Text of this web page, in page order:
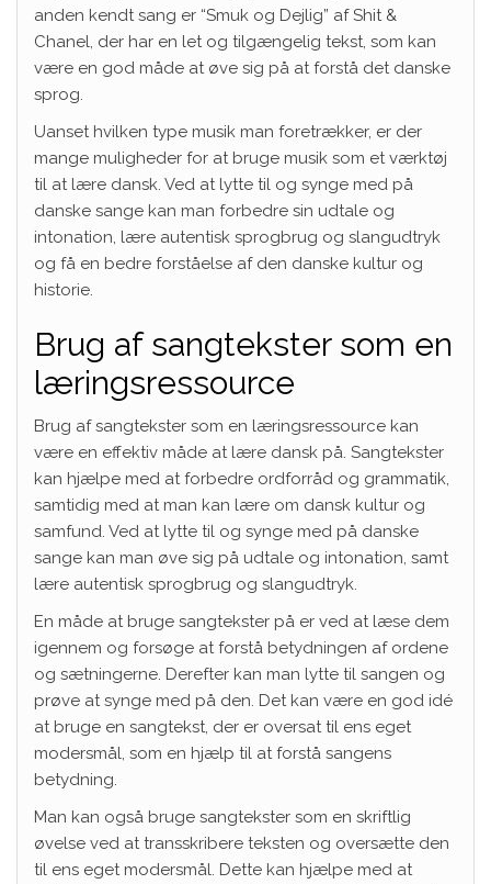
anden kendt sang er “Smuk og Dejlig” af Shit &
Chanel, der har en let og tilgængelig tekst, som kan
være en god måde at øve sig på at forstå det danske
sprog.
Uanset hvilken type musik man foretrækker, er der
mange muligheder for at bruge musik som et værktøj
til at lære dansk. Ved at lytte til og synge med på
danske sange kan man forbedre sin udtale og
intonation, lære autentisk sprogbrug og slangudtryk
og få en bedre forståelse af den danske kultur og
historie.
Brug af sangtekster som en
læringsressource
Brug af sangtekster som en læringsressource kan
være en effektiv måde at lære dansk på. Sangtekster
kan hjælpe med at forbedre ordforråd og grammatik,
samtidig med at man kan lære om dansk kultur og
samfund. Ved at lytte til og synge med på danske
sange kan man øve sig på udtale og intonation, samt
lære autentisk sprogbrug og slangudtryk.
En måde at bruge sangtekster på er ved at læse dem
igennem og forsøge at forstå betydningen af ordene
og sætningerne. Derefter kan man lytte til sangen og
prøve at synge med på den. Det kan være en god idé
at bruge en sangtekst, der er oversat til ens eget
modersmål, som en hjælp til at forstå sangens
betydning.
Man kan også bruge sangtekster som en skriftlig
øvelse ved at transskribere teksten og oversætte den
til ens eget modersmål. Dette kan hjælpe med at